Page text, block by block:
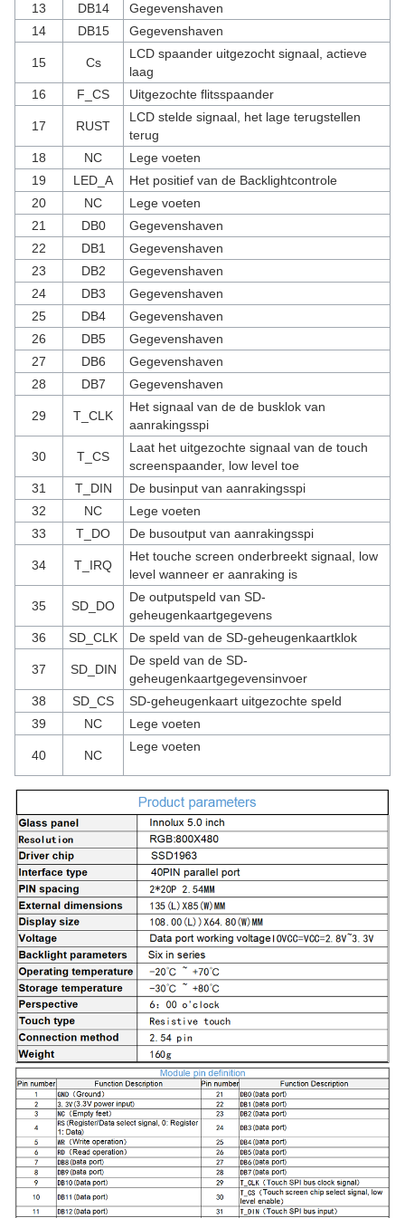
13
DB14
Gegevenshaven
14
DB15 Gegevenshaven
15 Cs
LCD spaander uitgezocht signaal, actieve
laag
16
F_CS Uitgezochte flitsspaander
17 RUST
LCD stelde signaal, het lage terugstellen
terug
18
NC
Lege voeten
19
LED_A
Het positief van de Backlightcontrole
20
NC
Lege voeten
21
DB0
Gegevenshaven
22
DB1
Gegevenshaven
23
DB2
Gegevenshaven
24
DB3
Gegevenshaven
25
DB4
Gegevenshaven
26
DB5
Gegevenshaven
27
DB6
Gegevenshaven
28
DB7 Gegevenshaven
29 T_CLK
Het signaal van de de busklok van
aanrakingsspi
30 T_CS
Laat het uitgezochte signaal van de touch
screenspaander, low level toe
31
T_DIN
De businput van aanrakingsspi
32
NC
Lege voeten
33
T_DO De busoutput van aanrakingsspi
34 T_IRQ
Het touche screen onderbreekt signaal, low
level wanneer er aanraking is
35 SD_DO
De outputspeld van SD-
geheugenkaartgegevens
36
SD_CLK De speld van de SD-geheugenkaartklok
37 SD_DIN
De speld van de SD-
geheugenkaartgegevensinvoer
38
SD_CS
SD-geheugenkaart uitgezochte speld
39
NC Lege voeten
40 NC
Lege voeten